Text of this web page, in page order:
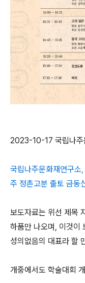
2023-10-17 국립나주
국립나주문화재연구
주 정촌고분 출토 금동
보도자료는 위선 제목
하품만 나오며, 이것이
성의없음의 대표라 할
개중에서도 학술대회